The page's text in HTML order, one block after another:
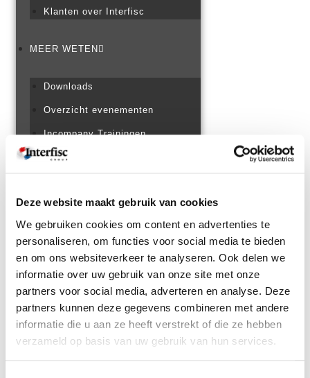
Deze website maakt gebruik van cookies
We gebruiken cookies om content en advertenties te
personaliseren, om functies voor social media te bieden
en om ons websiteverkeer te analyseren. Ook delen we
informatie over uw gebruik van onze site met onze
partners voor social media, adverteren en analyse. Deze
partners kunnen deze gegevens combineren met andere
informatie die u aan ze heeft verstrekt of die ze hebben
verzameld op basis van uw gebruik van hun services.
Klanten over Interfisc
MEER WETEN
Downloads
Overzicht evenementen
Incompany Trainingen
Praktische landeninformatie
CONTACT
+32 (0)3 825 5003
LOGIN PORTAL